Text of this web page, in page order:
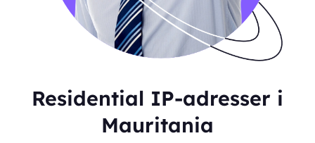
Residential IP-adresser i
Mauritania